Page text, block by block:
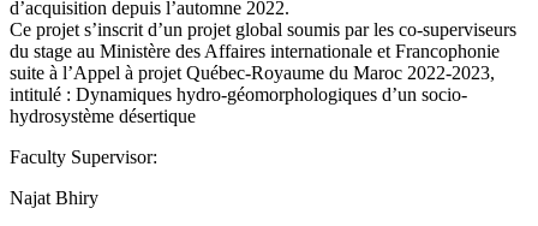
d’acquisition depuis l’automne 2022.
Ce projet s’inscrit d’un projet global soumis par les co-superviseurs
du stage au Ministère des Affaires internationale et Francophonie
suite à l’Appel à projet Québec-Royaume du Maroc 2022-2023,
intitulé : Dynamiques hydro-géomorphologiques d’un socio-
hydrosystème désertique
Faculty Supervisor:
Najat Bhiry